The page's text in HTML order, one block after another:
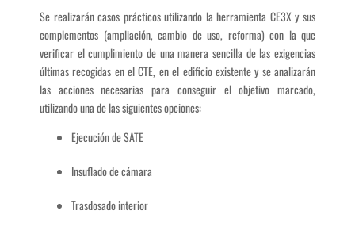
Se realizarán casos prácticos utilizando la herramienta CE3X y sus
complementos (ampliación, cambio de uso, reforma) con la que
verificar el cumplimiento de una manera sencilla de las exigencias
últimas recogidas en el CTE, en el edificio existente y se analizarán
las acciones necesarias para conseguir el objetivo marcado,
utilizando una de las siguientes opciones:
Ejecución de SATE
Insuflado de cámara
Trasdosado interior